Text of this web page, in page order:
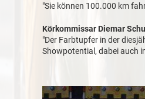
"Sie können 100.000 km
Körkommissar Diemar
"Der Farbtupfer in der
Showpotential, dabei auch